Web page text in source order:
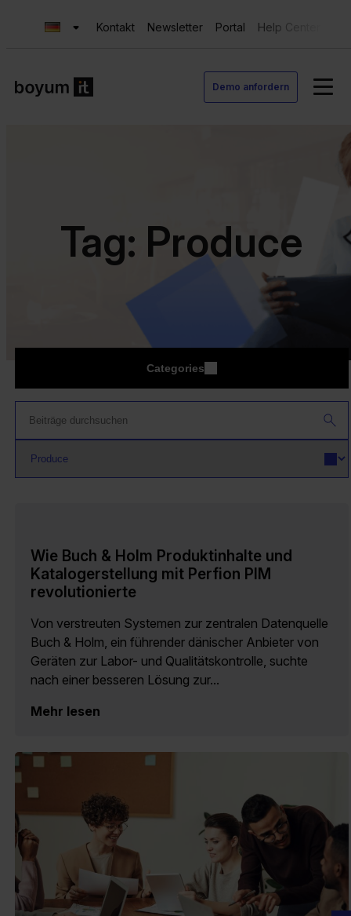
Kontakt Newsletter Portal Help Center
Demo anfordern
Tag: Produce
Categories
Wie Buch & Holm Produktinhalte und
Katalogerstellung mit Perfion PIM
revolutionierte
Von verstreuten Systemen zur zentralen Datenquelle
Buch & Holm, ein führender dänischer Anbieter von
Geräten zur Labor- und Qualitätskontrolle, suchte
nach einer besseren Lösung zur...
Mehr lesen